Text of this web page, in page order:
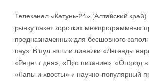
Телеканал «Катунь-24» (Алтайский
рынку пакет коротких межпрограммных
предназначенных для бесшовного
пауз. В пул вошли линейки «Легенды
«Рецепт дня», «Про питание», «Огород в
«Лапы и хвосты» и научно-популярный